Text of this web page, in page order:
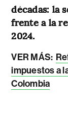
décadas: la
frente a la
2024.
VER MÁS:
impuestos a
Colombia